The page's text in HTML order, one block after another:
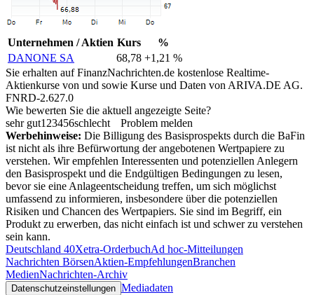
Unternehmen / Aktien Kurs
%
DANONE SA
68,78 +1,21 %
Sie erhalten auf FinanzNachrichten.de kostenlose Realtime-
Aktienkurse von und sowie Kurse und Daten von ARIVA.DE AG.
FNRD-2.627.0
Wie bewerten Sie die aktuell angezeigte Seite?
sehr gut1 23456schlecht
Problem melden
Werbehinweise: Die Billigung des Basisprospekts durch die BaFin
ist nicht als ihre Befürwortung der angebotenen Wertpapiere zu
verstehen. Wir empfehlen Interessenten und potenziellen Anlegern
den Basisprospekt und die Endgültigen Bedingungen zu lesen,
bevor sie eine Anlageentscheidung treffen, um sich möglichst
umfassend zu informieren, insbesondere über die potenziellen
Risiken und Chancen des Wertpapiers. Sie sind im Begriff, ein
Produkt zu erwerben, das nicht einfach ist und schwer zu verstehen
sein kann.
Deutschland 40Xetra-OrderbuchAd hoc-Mitteilungen
Nachrichten BörsenAktien-EmpfehlungenBranchen
MedienNachrichten-Archiv
Datenschutzeinstellungen Mediadaten